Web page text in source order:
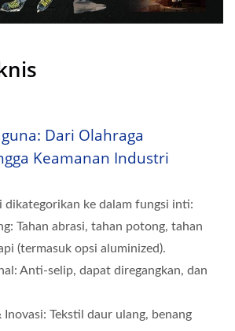
Dari Olahraga
Keamanan Industri
dikategorikan ke dalam fungsi inti:
Tahan abrasi, tahan potong, tahan
(termasuk opsi aluminized).
Anti-selip, dapat diregangkan, dan
Tekstil daur ulang, benang